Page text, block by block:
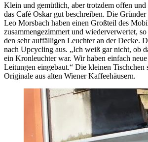
Klein und gemütlich, aber trotzdem offen und
das Café Oskar gut beschreiben. Die
Leo Morsbach haben einen Großteil des
zusammengezimmert und wiederverwertet,
den sehr auffälligen Leuchter an der Decke.
nach Upcycling aus. „Ich weiß gar nicht, ob
ein Kronleuchter war. Wir haben einfach neue
Leitungen eingebaut.“ Die kleinen Tischchen
Originale aus alten Wiener Kaffeehäusern.